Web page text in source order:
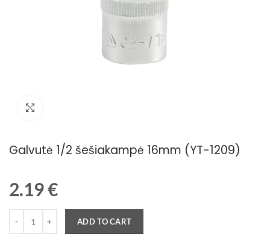
Galvutė 1/2 šešiakampė 16mm (YT-1209)
2.19€
ADD TO CART